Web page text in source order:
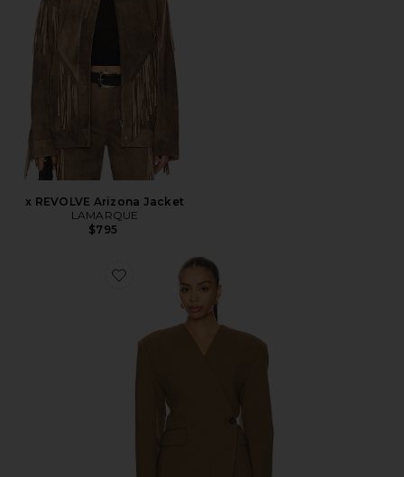
x REVOLVE Arizona Jacket
LAMARQUE
$795
Favorite Naama Blazer